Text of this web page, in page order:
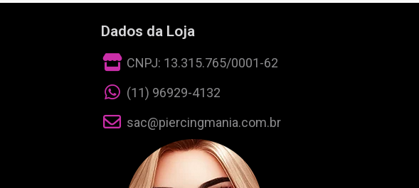
Dados da Loja
CNPJ: 13.315.765/0001-62
(11) 96929-4132
sac@piercingmania.com.br